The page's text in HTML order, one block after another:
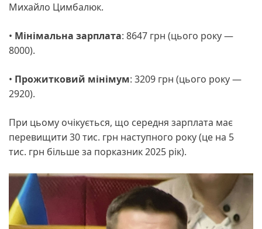
Михайло Цимбалюк.
• Мінімальна зарплата: 8647 грн (цього року —
8000).
• Прожитковий мінімум: 3209 грн (цього року —
2920).
При цьому очікується, що середня зарплата має
перевищити 30 тис. грн наступного року (це на 5
тис. грн більше за порказник 2025 рік).